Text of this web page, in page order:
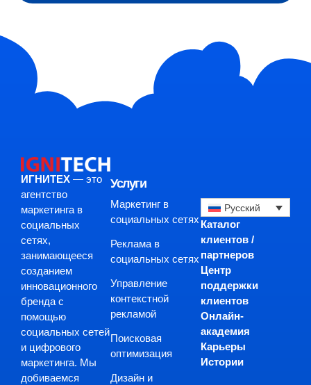
ИГНИТЕХ — это
агентство
маркетинга в
социальных
сетях,
занимающееся
созданием
инновационного
бренда с
помощью
социальных сетей
и цифрового
маркетинга. Мы
добиваемся
Услуги
Маркетинг в
социальных сетях
Реклама в
социальных сетях
Управление
контекстной
рекламой
Поисковая
оптимизация
Дизайн и
Русский
Каталог
клиентов /
партнеров
Центр
поддержки
клиентов
Онлайн-
академия
Карьеры
Истории